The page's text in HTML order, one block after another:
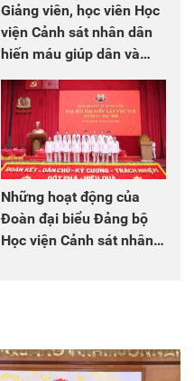
Giảng viên, học viên Học
viện Cảnh sát nhân dân
hiến máu giúp dân và
đồng đội
Những hoạt động của
Đoàn đại biểu Đảng bộ
Học viện Cảnh sát nhân